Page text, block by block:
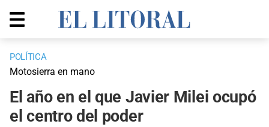
POLÍTICA
Motosierra en mano
El año en el que Javier Milei ocupó
el centro del poder